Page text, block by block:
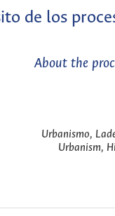
de los
About the
Urbanismo,
Urbanism,